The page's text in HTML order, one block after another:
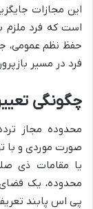
این مجازات
است که فرد
حفظ نظم عمومی،
فرد در مسیر
چگونگی
محدوده مجاز
صورت موردی و با
یا مقامات ذی
محدوده، یک
پی اس پابند